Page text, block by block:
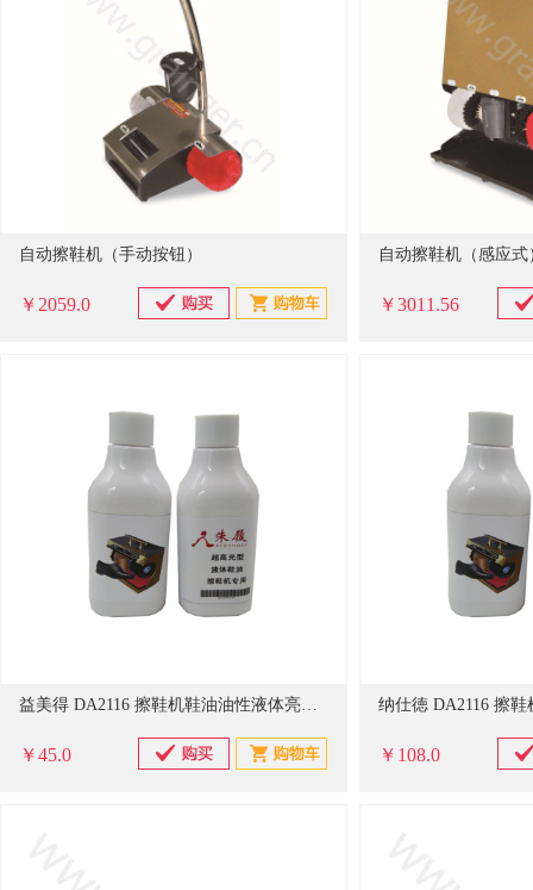
自动擦鞋机（手动按钮）
￥2059.0
自动擦鞋机（感应式
￥3011.56
益美得 DA2116 擦鞋机鞋油油性液体亮光油皮鞋护理保养油 白色2支装
￥45.0 ￥108.0